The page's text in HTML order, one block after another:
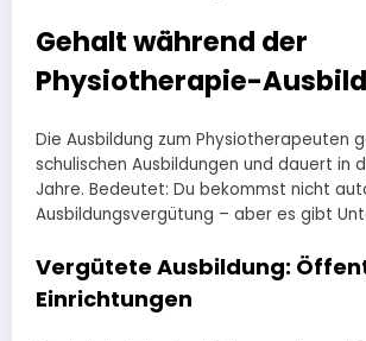
Gehalt während der
Physiotherapie-
Die Ausbildung zum Physiotherapeuten
schulischen Ausbildungen und dauert in
Jahre. Bedeutet: Du bekommst nicht
Ausbildungsvergütung – aber es gibt
Vergütete Ausbildung:
Einrichtungen